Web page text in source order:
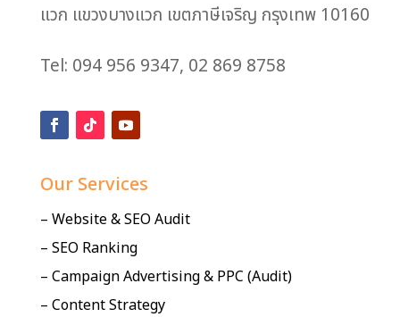
แวก แขวงบางแวก เขตภาษีเจริญ กรุงเทพ 10160
Tel: 094 956 9347, 02 869 8758
Our Services
– Website & SEO Audit
– SEO Ranking
– Campaign Advertising & PPC (Audit)
– Content Strategy